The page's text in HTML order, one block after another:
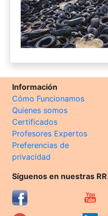
Información
Cómo Funcionamos
Quienes somos
Certificados
Profesores Expertos
Preferencias de
privacidad
Síguenos en nuestras